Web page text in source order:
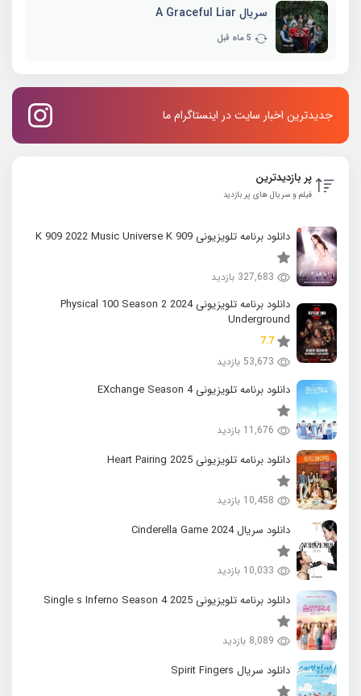
سریال A Graceful Liar
5 ماه قبل
جدیدترین اخبار سایت در اینستاگرام ما
پر بازدیدترین
فیلم و سریال های پر بازدید
دانلود برنامه تلویزیونی K 909 2022 Music Universe K 909
327,683 بازدید
دانلود برنامه تلویزیونی 2024 Physical 100 Season 2
Underground
7.7
53,673 بازدید
دانلود برنامه تلویزیونی EXchange Season 4
11,676 بازدید
دانلود برنامه تلویزیونی 2025 Heart Pairing
10,458 بازدید
دانلود سریال 2024 Cinderella Game
10,033 بازدید
دانلود برنامه تلویزیونی 2025 Single s Inferno Season 4
8,089 بازدید
دانلود سریال Spirit Fingers